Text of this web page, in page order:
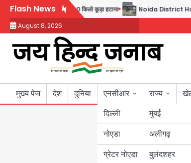
Skip
content
Flash News
सफाई अभियान, 160 किलो कूड़ा हटाया Noida District Hospital: नोएडा
August 8, 2026
मुख्य पेज देश दुनिया
एनसीआर
दिल्ली
नोएडा
ग्रेटर नोएडा
राज्य
मुंबई
उत्तर प्रदेश
अलीगढ़
बुलंदशहर
बिहार